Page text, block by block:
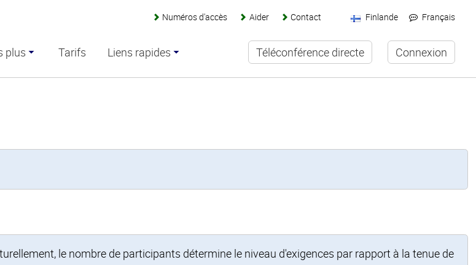
le nombre de participants détermine le niveau d'exigences par rapport à la tenue de
Finlande Français
Numéros d'accès Aider Contact
plus Tarifs Liens rapides Téléconférence directe Connexion